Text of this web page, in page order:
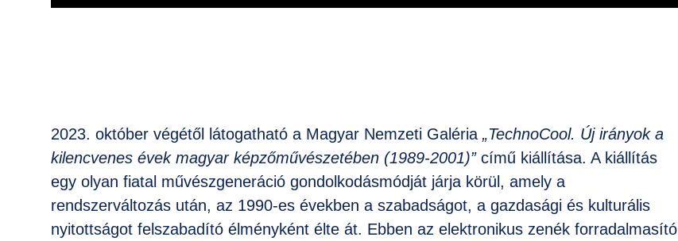
2023. október végétől látogatható a Magyar Nemzeti Galéria „TechnoCool. Új irányok a
kilencvenes évek magyar képzőművészetében (1989-2001)”című kiállítása. A kiállítás
egy olyan fiatal művészgeneráció gondolkodásmódját járja körül, amely a
rendszerváltozás után, az 1990-es években a szabadságot, a gazdasági és kulturális
nyitottságot felszabadító élményként élte át. Ebben az elektronikus zenék forradalmasító